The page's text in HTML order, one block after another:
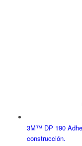
3M™ DP 190
construcción.